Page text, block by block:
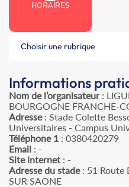
HORAIRES
Choisir une rubrique
Informations
Nom de l’organisateur:
BOURGOGNE FRANCHE-
Adresse: Stade Colette
Universitaires - Campus
Téléphone 1 : 0380420279
Email : -
Site internet : -
Adresse du stade: 51 Route
SUR SAONE